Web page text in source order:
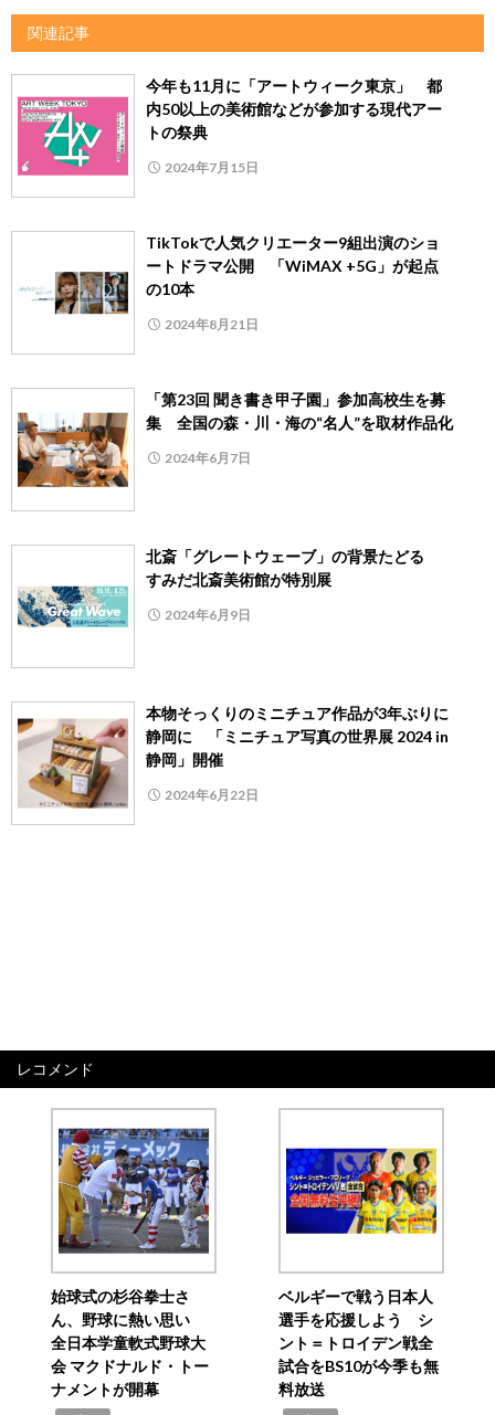
関連記事
今年も11月に「アートウィーク東京」 都
内50以上の美術館などが参加する現代アー
トの祭典
2024年7月15日
TikTokで人気クリエーター9組出演のショ
ートドラマ公開 「WiMAX +5G」が起点
の10本
2024年8月21日
「第23回 聞き書き甲子園」参加高校生を募
集 全国の森・川・海の“名人”を取材作品化
2024年6月7日
北斎「グレートウェーブ」の背景たどる
すみだ北斎美術館が特別展
2024年6月9日
本物そっくりのミニチュア作品が3年ぶりに
静岡に 「ミニチュア写真の世界展 2024 in
静岡」開催
2024年6月22日
レコメンド
始球式の杉谷拳士さ
ん、野球に熱い思い
全日本学童軟式野球大
会 マクドナルド・トー
ナメントが開幕
ベルギーで戦う日本人
選手を応援しよう シ
ント＝トロイデン戦全
試合をBS10が今季も無
料放送